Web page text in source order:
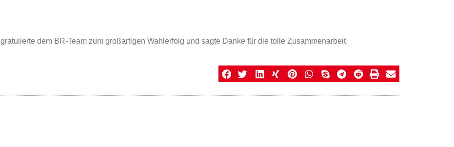
gratulierte dem BR-Team zum großartigen Wahlerfolg und sagte Danke für die tolle Zusammenarbeit.